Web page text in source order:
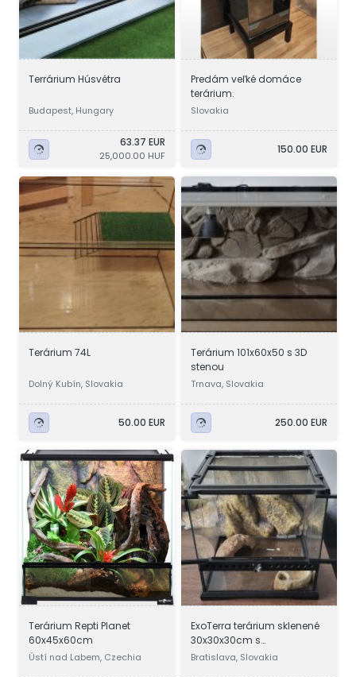
Terrárium Húsvétra
Budapest, Hungary
63.37 EUR
25,000.00 HUF
Predám veľké domáce
terárium.
Slovakia
150.00 EUR
Terárium 74L
Dolný Kubín, Slovakia
50.00 EUR
Terárium 101x60x50 s 3D
stenou
Trnava, Slovakia
250.00 EUR
Terárium Repti Planet
60x45x60cm
Ústí nad Labem, Czechia
ExoTerra terárium sklenené
30x30x30cm s
príslušenstvom
Bratislava, Slovakia